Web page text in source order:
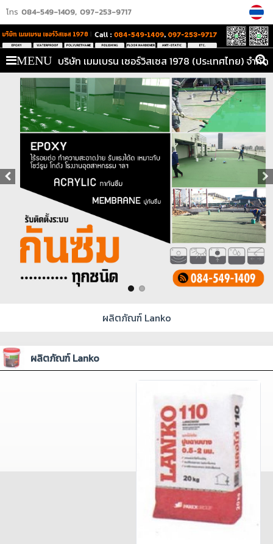
โทร 084-549-1409 097-253-9717
MENU บริษัท เมมเบรน เซอร์วิสเซส 1978 (ประเทศไทย) จำกัด
ผลิตภัณฑ์ Lanko
ผลิตภัณฑ์ Lanko